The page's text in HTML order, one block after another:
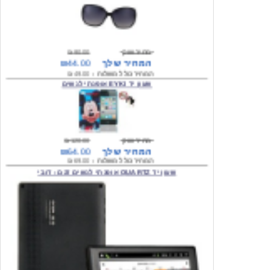
₪90.00 מחיר שוק
₪49.00 המחיר כולל משלוח :
שעון יד EYKI אופנתי לנשים
₪120.00
₪64.00 המחיר שלך
₪69.00 המחיר כולל משלוח :
שעון יד QUARTZ אופנתי לנשים דגם : דובי